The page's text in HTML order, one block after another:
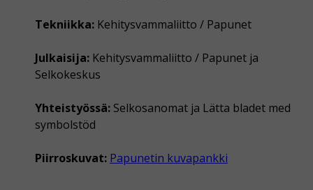
Tekniikka: Kehitysvammaliitto / Papunet
Julkaisija: Kehitysvammaliitto / Papunet ja
Selkokeskus
Yhteistyössä: Selkosanomat ja Lätta bladet med
symbolstöd
Piirroskuvat: Papunetin kuvapankki